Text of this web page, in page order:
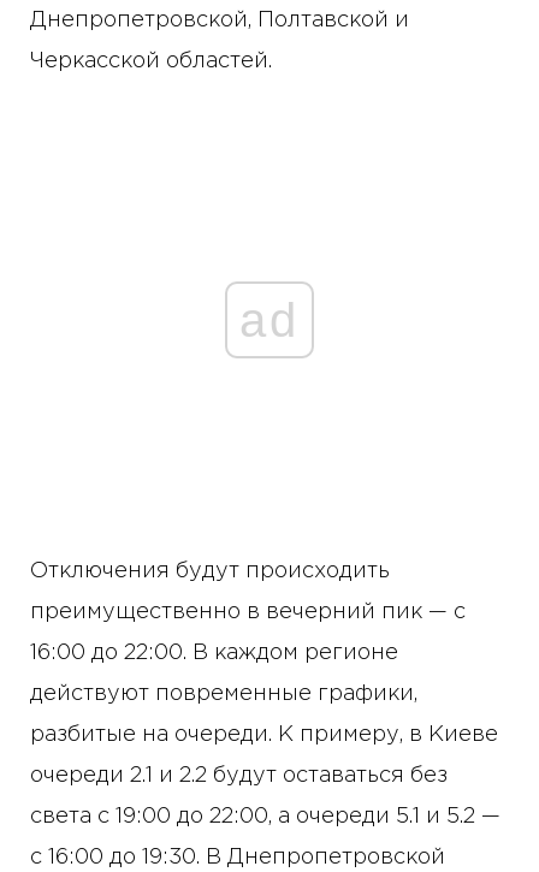
Днепропетровской, Полтавской и
Черкасской областей.
ad
Отключения будут происходить
преимущественно в вечерний пик — с
16:00 до 22:00. В каждом регионе
действуют повременные графики,
разбитые на очереди. К примеру, в Киеве
очереди 2.1 и 2.2 будут оставаться без
света с 19:00 до 22:00, а очереди 5.1 и 5.2 —
с 16:00 до 19:30. В Днепропетровской